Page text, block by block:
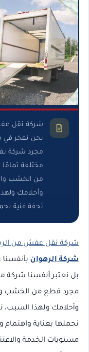
شركة نقل
نحن نفخر في
مجرد شركة
مختلفة
من الخشب
وأحلامك
تحفة فنية
شركة نقل عفش من
شركة الرهوان
بل نعتبر أنفسنا شركة
مجرد قطع من الخشب
وأحلامك ولهذا
نحملها بعناية واهتمام
مستويات الخدمة